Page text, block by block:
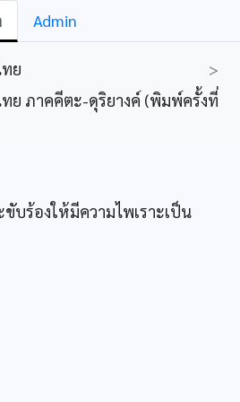
Admin
ย
>
ย ภาคคีตะ-ดุริยางค์ (พิมพ์ครั้งที่
ขับร้องให้มีความไพเราะเป็น